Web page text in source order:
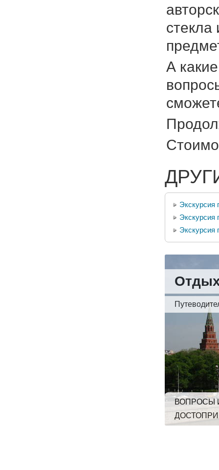
А
Экскурсия
Экскурсия
Экскурсия
ВОПРОСЫ